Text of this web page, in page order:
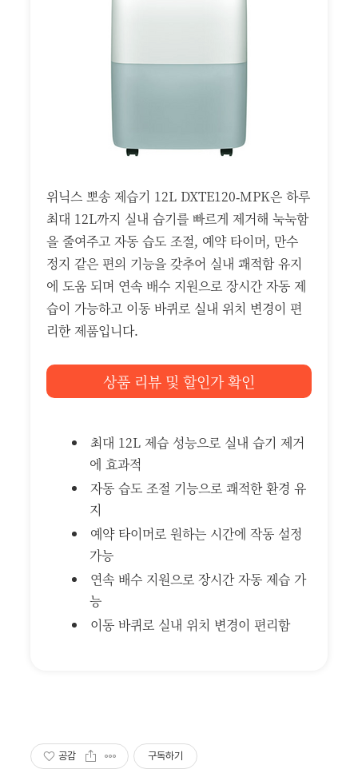
위닉스 뽀송 제습기 12L DXTE120‑MPK은 하루
최대 12L까지 실내 습기를 빠르게 제거해 눅눅함
을 줄여주고 자동 습도 조절, 예약 타이머, 만수
정지 같은 편의 기능을 갖추어 실내 쾌적함 유지
에 도움 되며 연속 배수 지원으로 장시간 자동 제
습이 가능하고 이동 바퀴로 실내 위치 변경이 편
리한 제품입니다.
상품 리뷰 및 할인가 확인
최대 12L 제습 성능으로 실내 습기 제거
에 효과적
자동 습도 조절 기능으로 쾌적한 환경 유
지
예약 타이머로 원하는 시간에 작동 설정
가능
연속 배수 지원으로 장시간 자동 제습 가
능
이동 바퀴로 실내 위치 변경이 편리함
공감 구독하기